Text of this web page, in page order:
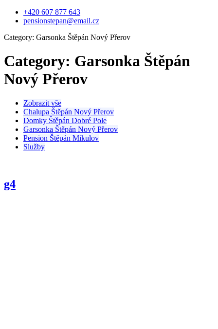
+420 607 877 643
pensionstepan@email.cz
Category: Garsonka Štěpán Nový Přerov
Category: Garsonka Štěpán
Nový Přerov
Zobrazit vše
Chalupa Štěpán Nový Přerov
Domky Štěpán Dobré Pole
Garsonka Štěpán Nový Přerov
Pension Štěpán Mikulov
Služby
g4